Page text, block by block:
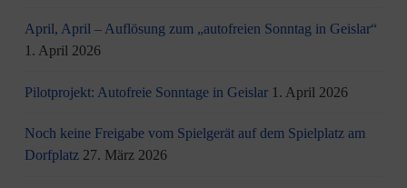
April, April – Auflösung zum „autofreien Sonntag in Geislar“
1. April 2026
Pilotprojekt: Autofreie Sonntage in Geislar 1. April 2026
Noch keine Freigabe vom Spielgerät auf dem Spielplatz am
Dorfplatz 27. März 2026